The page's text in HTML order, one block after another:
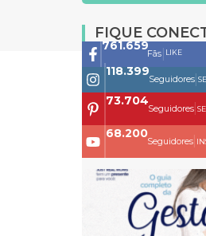
FIQUE
761.659
Fãs LIKE
118.399
Seguidores|
73.704
Seguidores|
68.200
Seguidores|